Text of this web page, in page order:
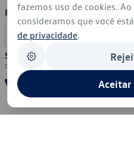
Formas de Pagamento
Segurança
fazemos uso de cookies.
consideramos que você
de privacidade.
Aceitar